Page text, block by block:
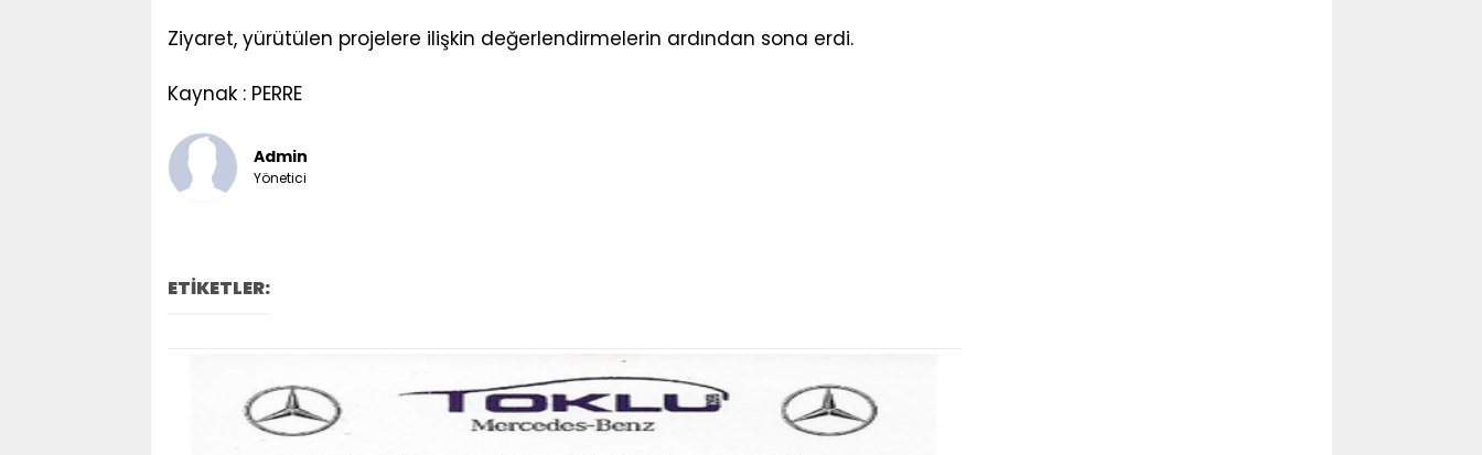
Ziyaret, yürütülen projelere ilişkin değerlendirmelerin ardından sona erdi.
Kaynak : PERRE
Admin
Yönetici
ETİKETLER: